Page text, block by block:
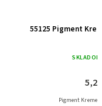
55125 Pigment
SKLADOM
Pigment Kremer,